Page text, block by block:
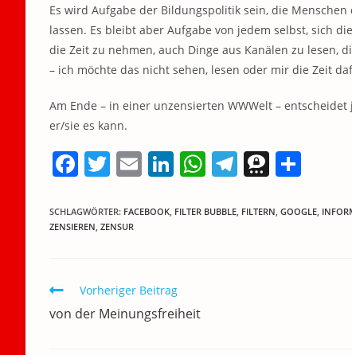
Es wird Aufgabe der Bildungspolitik sein, die
lassen. Es bleibt aber Aufgabe von jedem selbst, sich
die Zeit zu nehmen, auch Dinge aus Kanälen zu lesen,
– ich möchte das nicht sehen, lesen oder mir die Zeit
Am Ende – in einer unzensierten WWWelt –
er/sie es kann.
F
c
e
o
o
T
itt
er
E
ai
Li
k
n
W
at
T
e
T
re le
SCHLAGWÖRTER: FACEBOOK, FILTER BUBBLE, FILTERN, GOOGLE,
ZENSIEREN, ZENSUR
Weitere
Artikel
ansehen
Vorheriger Beitrag
von der Meinungsfreiheit